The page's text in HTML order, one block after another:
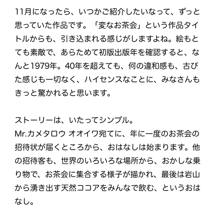
11月になったら、いつかご紹介したいなって、ずっと
思っていた作品です。「変なお茶会」という作品タイ
トルからも、引き込まれる感じがしますよね。絵もと
ても素敵で、あらためて初版出版年を確認すると、な
んと1979年。40年を超えても、何の違和感も、古び
た感じも一切なく、ハイセンスなことに、みなさんも
きっと驚かれると思います。
ストーリーは、いたってシンプル。
Mr.カメタロウ オオイワ宛てに、年に一度のお茶会の
招待状が届くところから、おはなしは始まります。他
の招待客も、世界のいろいろな場所から、おかしな乗
り物で、お茶会に集合する様子が描かれ、最後は岩山
から湧き出す天然ココアをみんなで飲む、というおは
なし。